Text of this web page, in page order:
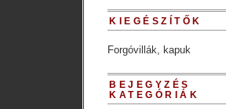
KIEGÉSZÍTŐK
Forgóvillák, kapuk
BEJEGYZÉS
KATEGÓRIÁK